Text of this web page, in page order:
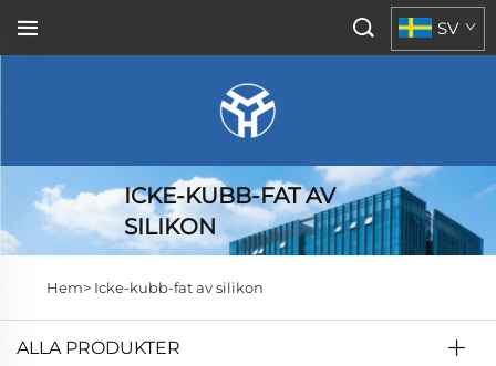
SV
ICKE-KUBB-FAT AV
SILIKON
Hem> Icke-kubb-fat av silikon
ALLA PRODUKTER